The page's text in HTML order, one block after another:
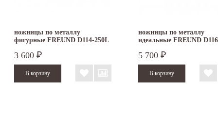
ножницы по металлу
фигурные FREUND D114-250L
3 600 ₽
ножницы по металлу
идеальные FREUND
5 700 ₽